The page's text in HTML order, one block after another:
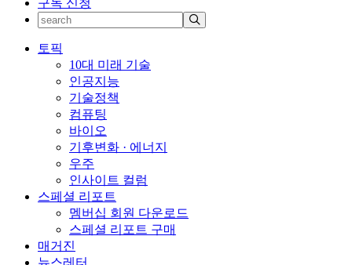
토픽
10대 미래 기술
인공지능
기술정책
컴퓨팅
바이오
기후변화 · 에너지
우주
인사이트 컬럼
스페셜 리포트
멤버십 회원 다운로드
스페셜 리포트 구매
매거진
뉴스레터